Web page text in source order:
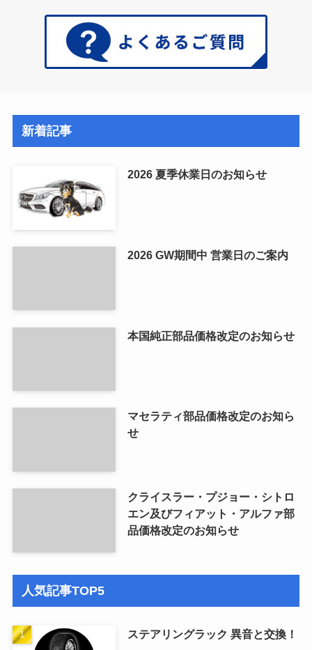
新着記事
2026 夏季休業日のお知らせ
2026 GW期間中 営業日のご案内
本国純正部品価格改定のお知らせ
マセラティ部品価格改定のお知ら
せ
クライスラー・プジョー・シトロ
エン及びフィアット・アルファ部
品価格改定のお知らせ
人気記事TOP5
ステアリングラック 異音と交換！